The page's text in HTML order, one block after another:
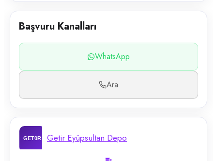
Başvuru Kanalları
WhatsApp
Ara
Getir Eyüpsultan Depo